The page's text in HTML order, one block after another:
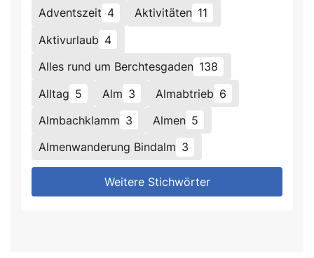
Adventszeit 4 Aktivitäten 11
Aktivurlaub 4
Alles rund um Berchtesgaden 138
Alltag 5 Alm 3 Almabtrieb 6
Almbachklamm 3 Almen 5
Almenwanderung Bindalm 3
Weitere Stichwörter